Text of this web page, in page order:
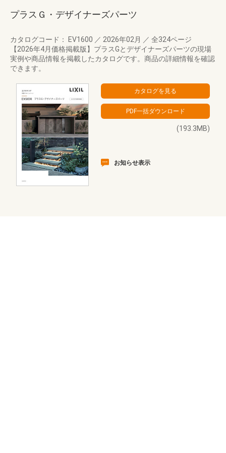
プラスＧ・デザイナーズパーツ
カタログコード： EV1600 ／ 2026年02月 ／ 全324ページ
【2026年4月価格掲載版】プラスGとデザイナーズパーツの現場
実例や商品情報を掲載したカタログです。商品の詳細情報を確認
できます。
(193.3MB)
お知らせ表示